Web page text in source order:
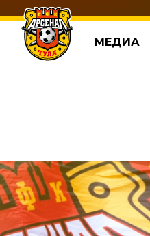
МЕДИА